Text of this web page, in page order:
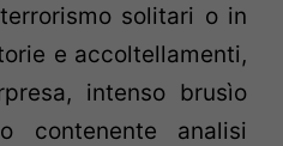
solitari o in
e accoltellamenti,
intenso brusìo
contenente analisi